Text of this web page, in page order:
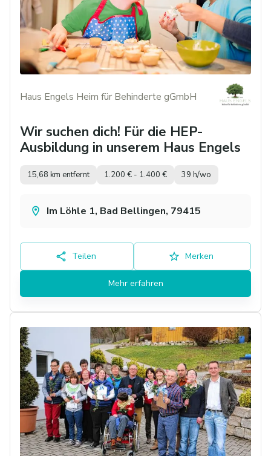
Haus Engels Heim für Behinderte gGmbH
Wir suchen dich! Für die HEP-
Ausbildung in unserem Haus Engels
15,68 km entfernt 1.200 € - 1.400 € 39 h/wo
Im Löhle 1, Bad Bellingen, 79415
Teilen Merken
Mehr erfahren